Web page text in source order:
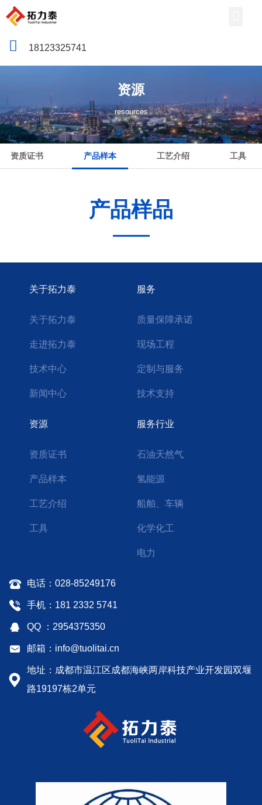
18123325741
资源
resources
资质证书 产品样本 工艺介绍 工具
产品样品
关于拓力泰
关于拓力泰
走进拓力泰
技术中心
新闻中心
服务
质量保障承诺
现场工程
定制与服务
技术支持
资源
资质证书
产品样本
工艺介绍
工具
服务行业
石油天然气
氢能源
船舶、车辆
化学化工
电力
电话：028-85249176
手机：181 2332 5741
QQ ：2954375350
邮箱：info@tuolitai.cn
地址：成都市温江区成都海峡两岸科技产业开发园双堰
路19197栋2单元